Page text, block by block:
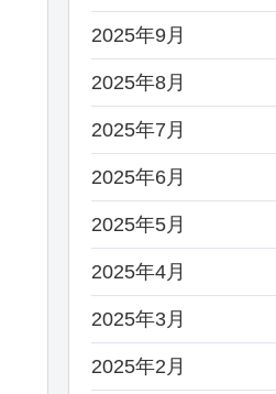
2025年9月
2025年8月
2025年7月
2025年6月
2025年5月
2025年4月
2025年3月
2025年2月